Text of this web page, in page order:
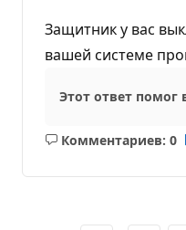
Защитник у вас
вашей системе
Этот ответ помог
Комментариев: 0
Без